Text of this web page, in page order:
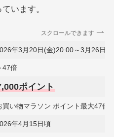
います。
スクロールできます
年3月20日(金)20:00～3月26日(
47倍
ポイント
買い物マラソン ポイント最大47倍
年4月15日頃